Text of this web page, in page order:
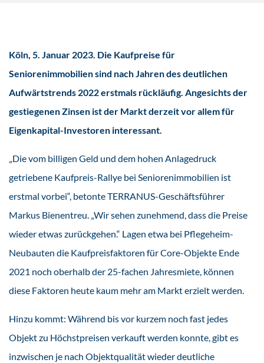
Köln, 5. Januar 2023. Die Kaufpreise für
Seniorenimmobilien sind nach Jahren des deutlichen
Aufwärtstrends 2022 erstmals rückläufig. Angesichts der
gestiegenen Zinsen ist der Markt derzeit vor allem für
Eigenkapital-Investoren interessant.
„Die vom billigen Geld und dem hohen Anlagedruck
getriebene Kaufpreis-Rallye bei Seniorenimmobilien ist
erstmal vorbei“, betonte TERRANUS-Geschäftsführer
Markus Bienentreu. „Wir sehen zunehmend, dass die Preise
wieder etwas zurückgehen.“ Lagen etwa bei Pflegeheim-
Neubauten die Kaufpreisfaktoren für Core-Objekte Ende
2021 noch oberhalb der 25-fachen Jahresmiete, können
diese Faktoren heute kaum mehr am Markt erzielt werden.
Hinzu kommt: Während bis vor kurzem noch fast jedes
Objekt zu Höchstpreisen verkauft werden konnte, gibt es
inzwischen je nach Objektqualität wieder deutliche